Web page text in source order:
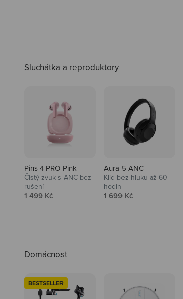
Pins 4 PRO Pink
Čistý zvuk s ANC bez
rušení
Prodejní cena
1 499 Kč
Aura 5 ANC
Klid bez hluku až 60
hodin
Prodejní cena
1 699 Kč
BESTSELLER